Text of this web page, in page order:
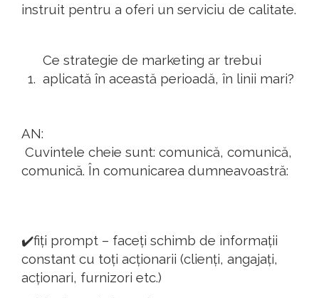
instruit pentru a oferi un serviciu de calitate.
Ce strategie de marketing ar trebui
aplicată în această perioadă, în linii mari?
AN:
Cuvintele cheie sunt: ​​comunică, comunică,
comunică. În comunicarea dumneavoastră:
✔️fiți prompt – faceți schimb de informații
constant cu toți acționarii (clienți, angajați,
acționari, furnizori etc.)